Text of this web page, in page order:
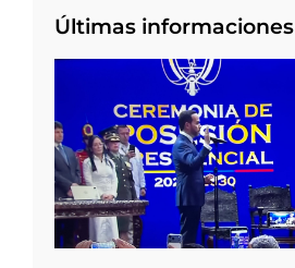
Últimas informaciones